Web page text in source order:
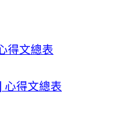
得文總表
心得文總表